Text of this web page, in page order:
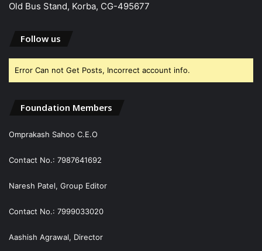
Old Bus Stand, Korba, CG-495677
Follow us
Error Can not Get Posts, Incorrect account info.
Foundation Members
Omprakash Sahoo C.E.O
Contact No.: 7987641692
Naresh Patel, Group Editor
Contact No.: 7999033020
Aashish Agrawal, Director